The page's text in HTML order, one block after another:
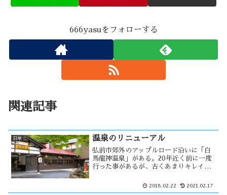
666yasuをフォローする
関連記事
日常 温泉のリニューアル
弘前市郊外のアップルロード沿いに「白
馬龍神温泉」がある。20年近く前に一度
行った事があるが、古くあまりキレイで
が、２０１６年１１月にリニュアールし
2018.02.22 2021.02.17